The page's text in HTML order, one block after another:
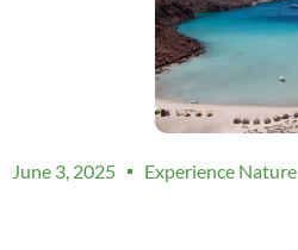
June 3, 2025 Experience Nature